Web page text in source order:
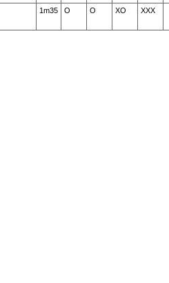
1m35 O O XO XXX